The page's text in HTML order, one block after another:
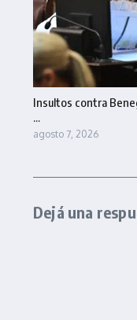
Insultos contra
...
agosto 7, 2026
Dejá una